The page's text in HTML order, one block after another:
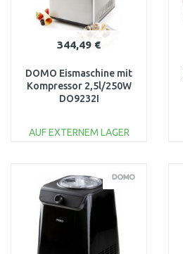
344,49 €
DOMO Eismaschine mit
Kompressor 2,5l/250W
DO9232I
AUF EXTERNEM LAGER
Vergleichen